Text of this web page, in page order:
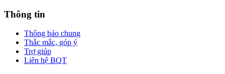
Thông tin
Thông báo chung
Thắc mắc, góp ý
Trợ giúp
Liên hệ BQT